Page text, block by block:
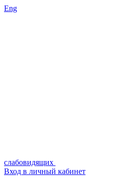
Eng
слабовидящих
Вход в личный кабинет